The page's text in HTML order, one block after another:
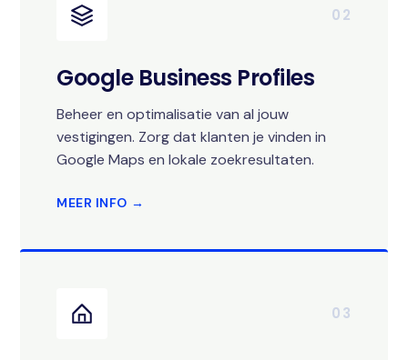
02
Google Business Profiles
Beheer en optimalisatie van al jouw
vestigingen. Zorg dat klanten je vinden in
Google Maps en lokale zoekresultaten.
MEER INFO →
03